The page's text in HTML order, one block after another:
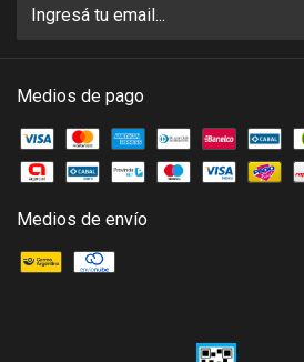
Medios de pago
Medios de envío